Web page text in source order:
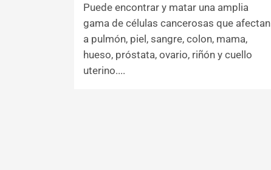
Puede encontrar y matar una amplia
gama de células cancerosas que afectan
a pulmón, piel, sangre, colon, mama,
hueso, próstata, ovario, riñón y cuello
uterino....